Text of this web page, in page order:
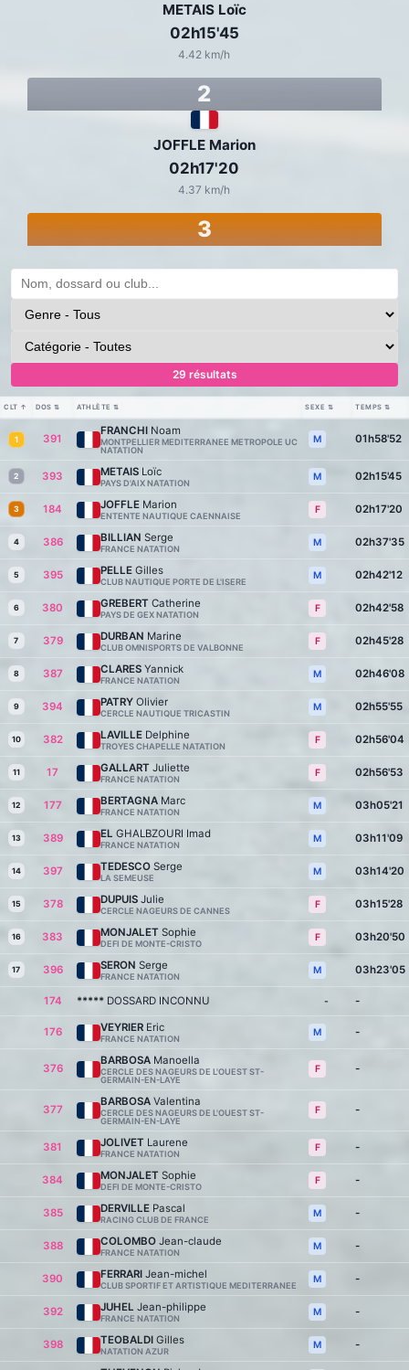
METAIS Loïc
02h15'45
4.42 km/h
2
JOFFLE Marion
02h17'20
4.37 km/h
3
29 résultats
CLT ↑ DOS ⇅ ATHLÈTE ⇅ SEXE ⇅ TEMPS ⇅
1 391
FRANCHI Noam
MONTPELLIER MEDITERRANEE METROPOLE UC
NATATION
M 01h58'52
2 393 METAIS Loïc
PAYS D'AIX NATATION
M 02h15'45
3 184 JOFFLE Marion
ENTENTE NAUTIQUE CAENNAISE
F 02h17'20
4 386 BILLIAN Serge
FRANCE NATATION
M 02h37'35
5 395 PELLE Gilles
CLUB NAUTIQUE PORTE DE L'ISERE
M 02h42'12
6 380 GREBERT Catherine
PAYS DE GEX NATATION
F 02h42'58
7 379 DURBAN Marine
CLUB OMNISPORTS DE VALBONNE
F 02h45'28
8 387 CLARES Yannick
FRANCE NATATION
M 02h46'08
9 394 PATRY Olivier
CERCLE NAUTIQUE TRICASTIN
M 02h55'55
10 382 LAVILLE Delphine
TROYES CHAPELLE NATATION
F 02h56'04
11 17 GALLART Juliette
FRANCE NATATION
F 02h56'53
12 177 BERTAGNA Marc
FRANCE NATATION
M 03h05'21
13 389 EL GHALBZOURI Imad
FRANCE NATATION
M 03h11'09
14 397 TEDESCO Serge
LA SEMEUSE
M 03h14'20
15 378 DUPUIS Julie
CERCLE NAGEURS DE CANNES
F 03h15'28
16 383 MONJALET Sophie
DEFI DE MONTE-CRISTO
F 03h20'50
17 396 SERON Serge
FRANCE NATATION
M 03h23'05
174 ***** DOSSARD INCONNU - -
176 VEYRIER Eric
FRANCE NATATION
M -
376
BARBOSA Manoella
CERCLE DES NAGEURS DE L'OUEST ST-
GERMAIN-EN-LAYE
F -
377
BARBOSA Valentina
CERCLE DES NAGEURS DE L'OUEST ST-
GERMAIN-EN-LAYE
F -
381 JOLIVET Laurene
FRANCE NATATION
F -
384 MONJALET Sophie
DEFI DE MONTE-CRISTO
F -
385 DERVILLE Pascal
RACING CLUB DE FRANCE
M -
388 COLOMBO Jean-claude
FRANCE NATATION
M -
390 FERRARI Jean-michel
CLUB SPORTIF ET ARTISTIQUE MEDITERRANEE
M -
392 JUHEL Jean-philippe
FRANCE NATATION
M -
398 TEOBALDI Gilles
NATATION AZUR
M -